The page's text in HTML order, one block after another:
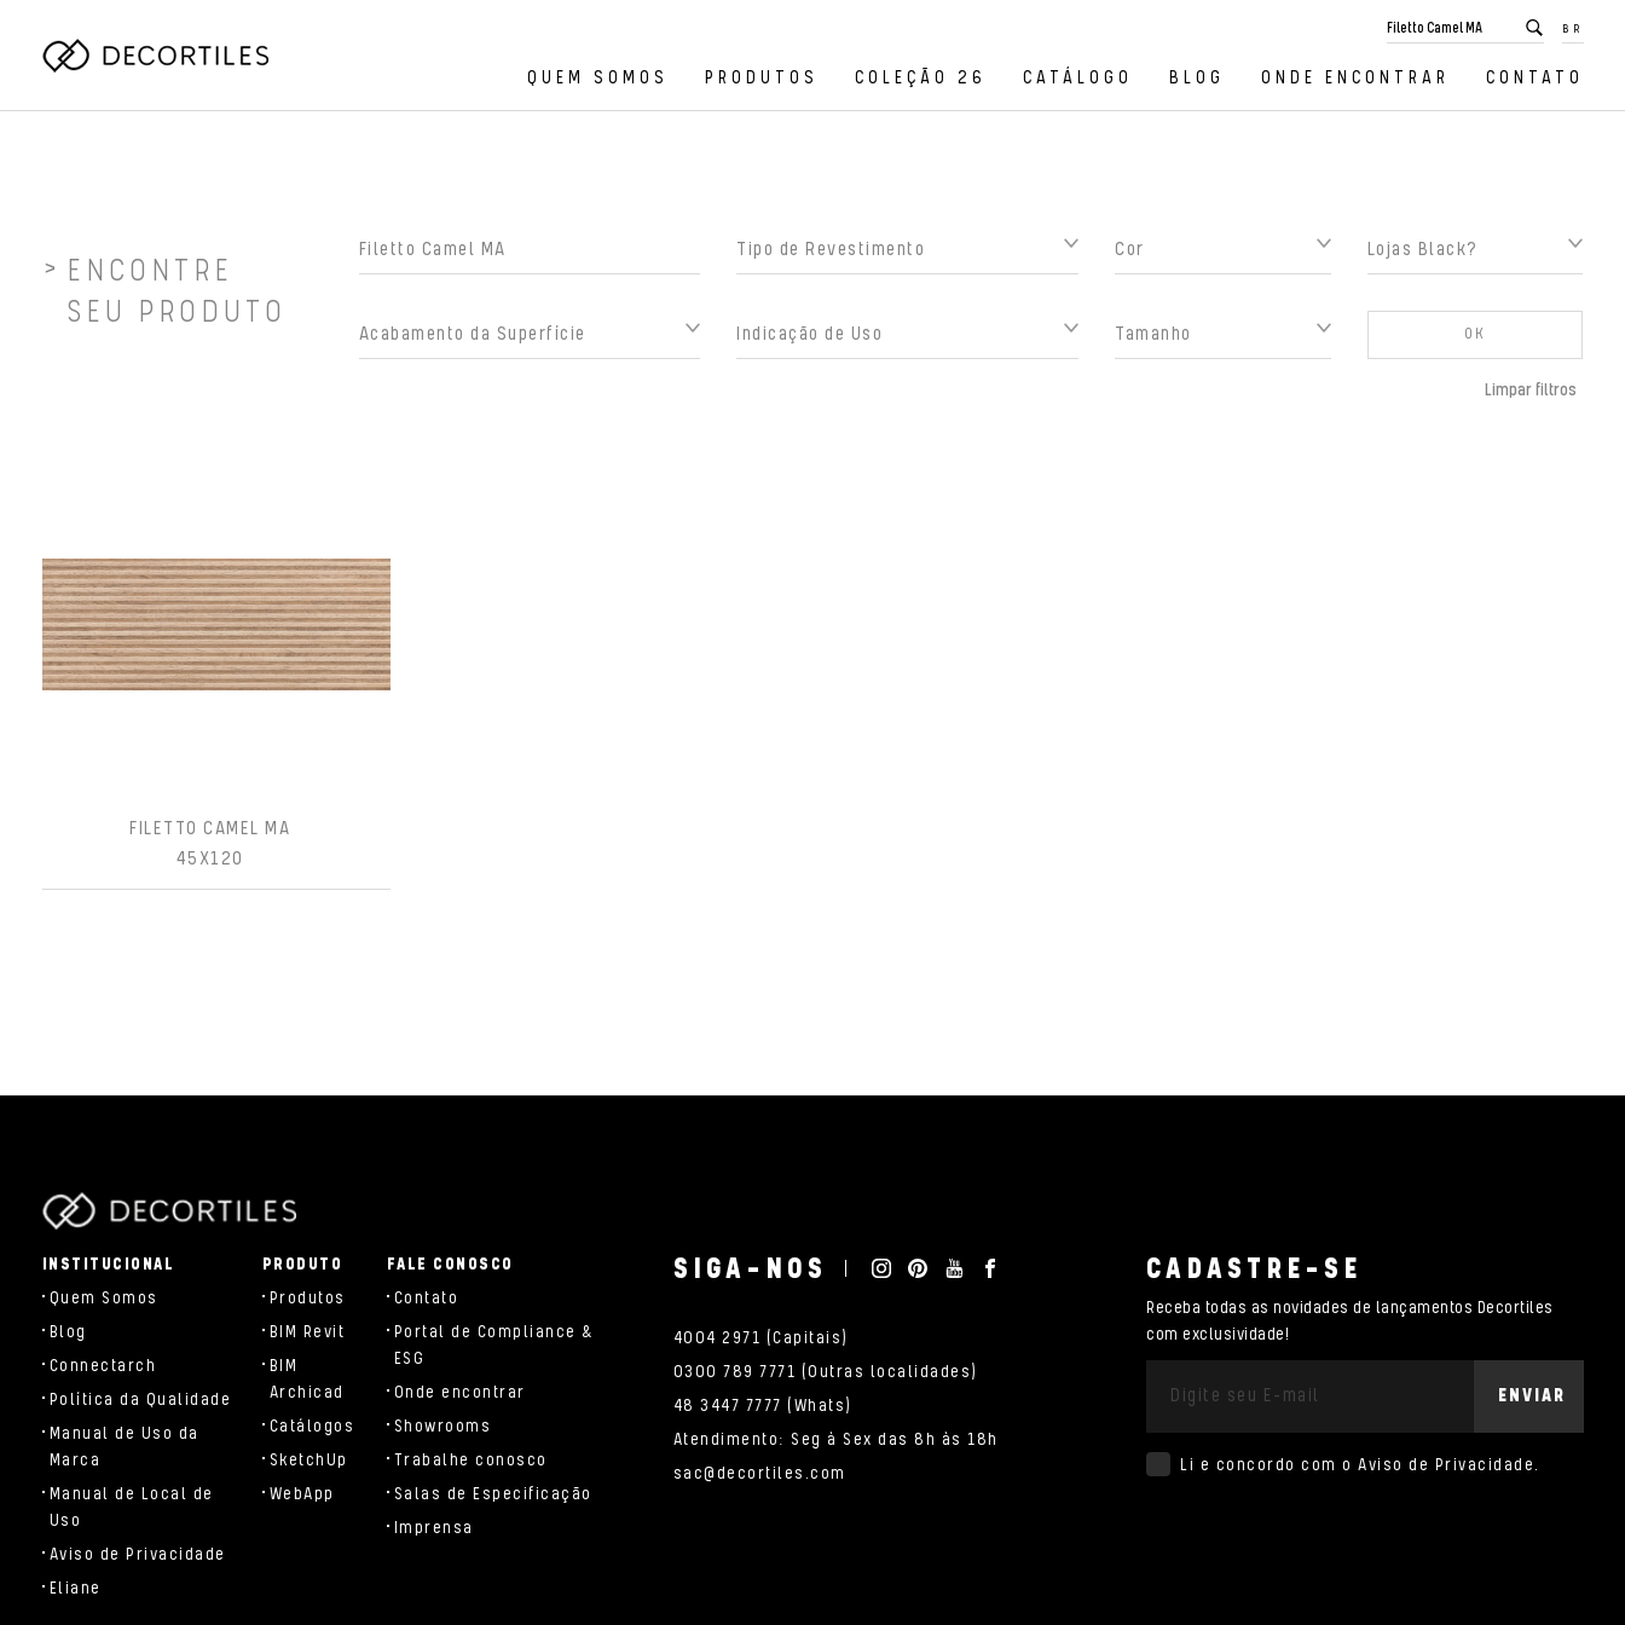
BR
QUEM SOMOS PRODUTOS COLEÇÃO 26 CATÁLOGO BLOG ONDE ENCONTRAR CONTATO
ENCONTRE
SEU PRODUTO
Tipo de Revestimento Cor Lojas Black?
Acabamento da Superfície Indicação de Uso Tamanho OK
Limpar filtros
FILETTO CAMEL MA
45X120
INSTITUCIONAL
Quem Somos
Blog
Connectarch
Política da Qualidade
Manual de Uso da
Marca
Manual de Local de
Uso
Aviso de Privacidade
Eliane
PRODUTO
Produtos
BIM Revit
BIM
Archicad
Catálogos
SketchUp
WebApp
FALE CONOSCO
Contato
Portal de Compliance &
ESG
Onde encontrar
Showrooms
Trabalhe conosco
Salas de Especificação
Imprensa
SIGA-NOS
4004 2971 (Capitais)
0300 789 7771 (Outras localidades)
48 3447 7777 (Whats)
Atendimento: Seg à Sex das 8h às 18h
sac@decortiles.com
CADASTRE-SE
Receba todas as novidades de lançamentos Decortiles
com exclusividade!
ENVIAR
Li e concordo com o Aviso de Privacidade.